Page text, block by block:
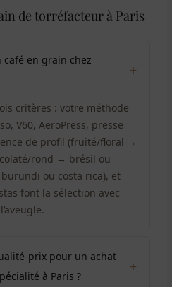
de torréfacteur à Paris
café en grain chez
+
critères : votre méthode
V60, AeroPress, presse
de profil (fruité/floral →
rond → brésil ou
ou costa rica), et
font la sélection avec
prix pour un achat
à Paris ?
+